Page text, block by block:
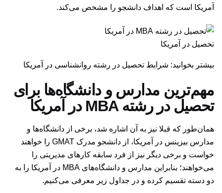
آمریکا است که اهداف دانشجو را مشخص می‌کند.
تحصیل در آمریکا
بیشتر بخوانید: شرایط تحصیل در رشته روانشناسی در آمریکا
مهم‌ترین مدارس و دانشگاه‌ها برای
تحصیل در رشته MBA در آمریکا
همان‌طور که قبلا نیز به آن اشاره شد، برخی از دانشگاه‌ها و
مدارس بیزینس در آمریکا، از دانشجو مدرک GMAT را خواهند
خواست و برخی دیگر نیز از فرد سابقه کارهای مدیریتی را
می‌خواهند؛ بنابراین مدارس و دانشگاه‌های MBA در آمریکا را به
دو دسته تقسیم کرده و در جداول زیر معرفی می‌کنیم.